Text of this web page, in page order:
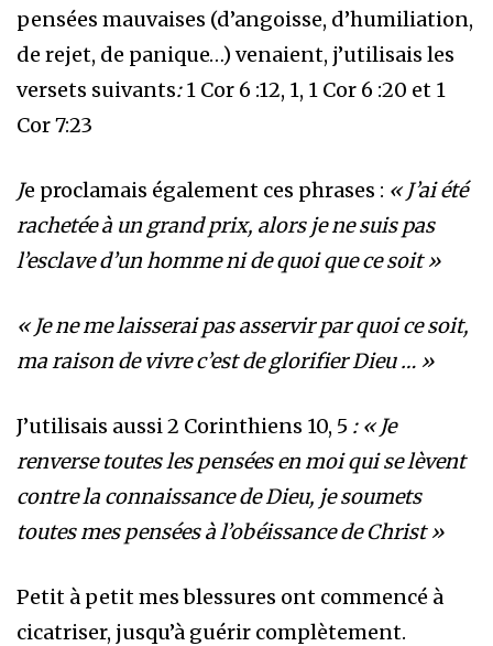
pensées mauvaises (d’angoisse, d’humiliation,
de rejet, de panique…) venaient, j’utilisais les
versets suivants:1 Cor 6 :12, 1, 1 Cor 6 :20 et 1
Cor 7:23
Je proclamais également ces phrases : « J’ai été
rachetée à un grand prix, alors je ne suis pas
l’esclave d’un homme ni de quoi que ce soit »
« Je ne me laisserai pas asservir par quoi ce soit,
ma raison de vivre c’est de glorifier Dieu … »
J’utilisais aussi 2 Corinthiens 10, 5 : « Je
renverse toutes les pensées en moi qui se lèvent
contre la connaissance de Dieu, je soumets
toutes mes pensées à l’obéissance de Christ »
Petit à petit mes blessures ont commencé à
cicatriser, jusqu’à guérir complètement.